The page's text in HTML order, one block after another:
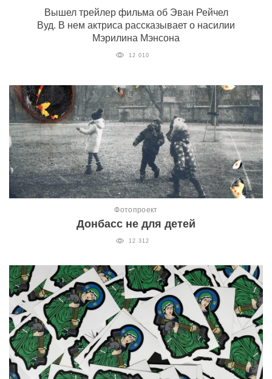
Вышел трейлер фильма об Эван Рейчел
Вуд. В нем актриса рассказывает о насилии
Мэрилина Мэнсона
12 010
Фотопроект
Донбасс не для детей
12 312